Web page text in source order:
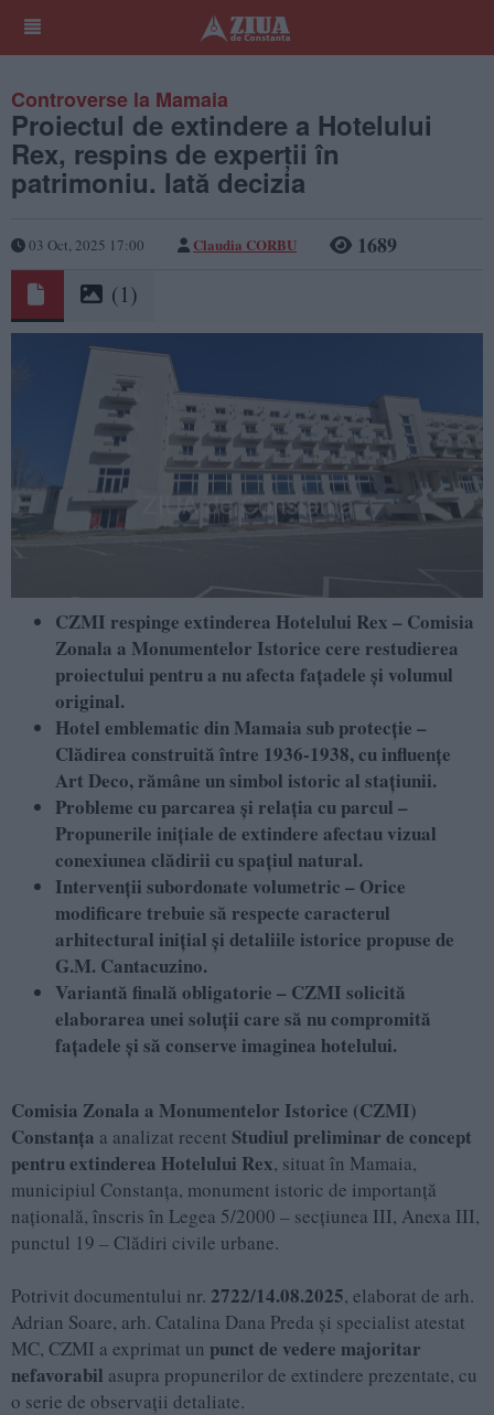
Controverse la Mamaia
Proiectul de extindere a Hotelului
Rex, respins de experții în
patrimoniu. Iată decizia
03 Oct, 2025 17:00 Claudia CORBU 1689
(1)
CZMI respinge extinderea Hotelului Rex – Comisia
Zonala a Monumentelor Istorice cere restudierea
proiectului pentru a nu afecta fațadele și volumul
original.
Hotel emblematic din Mamaia sub protecție –
Clădirea construită între 1936-1938, cu influențe
Art Deco, rămâne un simbol istoric al stațiunii.
Probleme cu parcarea și relația cu parcul –
Propunerile inițiale de extindere afectau vizual
conexiunea clădirii cu spațiul natural.
Intervenții subordonate volumetric – Orice
modificare trebuie să respecte caracterul
arhitectural inițial și detaliile istorice propuse de
G.M. Cantacuzino.
Variantă finală obligatorie – CZMI solicită
elaborarea unei soluții care să nu compromită
fațadele și să conserve imaginea hotelului.
Comisia Zonala a Monumentelor Istorice (CZMI)
Constanța a analizat recent Studiul preliminar de concept
pentru extinderea Hotelului Rex, situat în Mamaia,
municipiul Constanța, monument istoric de importanță
națională, înscris în Legea 5/2000 – secțiunea III, Anexa III,
punctul 19 – Clădiri civile urbane.
Potrivit documentului nr. 2722/14.08.2025, elaborat de arh.
Adrian Soare, arh. Catalina Dana Preda și specialist atestat
MC, CZMI a exprimat un punct de vedere majoritar
nefavorabil asupra propunerilor de extindere prezentate, cu
o serie de observații detaliate.